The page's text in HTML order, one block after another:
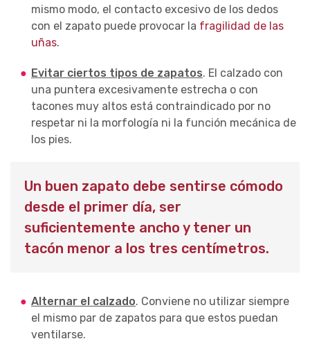
mismo modo, el contacto excesivo de los dedos
con el zapato puede provocar la fragilidad de las
uñas.
Evitar ciertos tipos de zapatos. El calzado con
una puntera excesivamente estrecha o con
tacones muy altos está contraindicado por no
respetar ni la morfología ni la función mecánica de
los pies.
Un buen zapato debe sentirse cómodo
desde el primer día, ser
suficientemente ancho y tener un
tacón menor a los tres centímetros.
Alternar el calzado. Conviene no utilizar siempre
el mismo par de zapatos para que estos puedan
ventilarse.